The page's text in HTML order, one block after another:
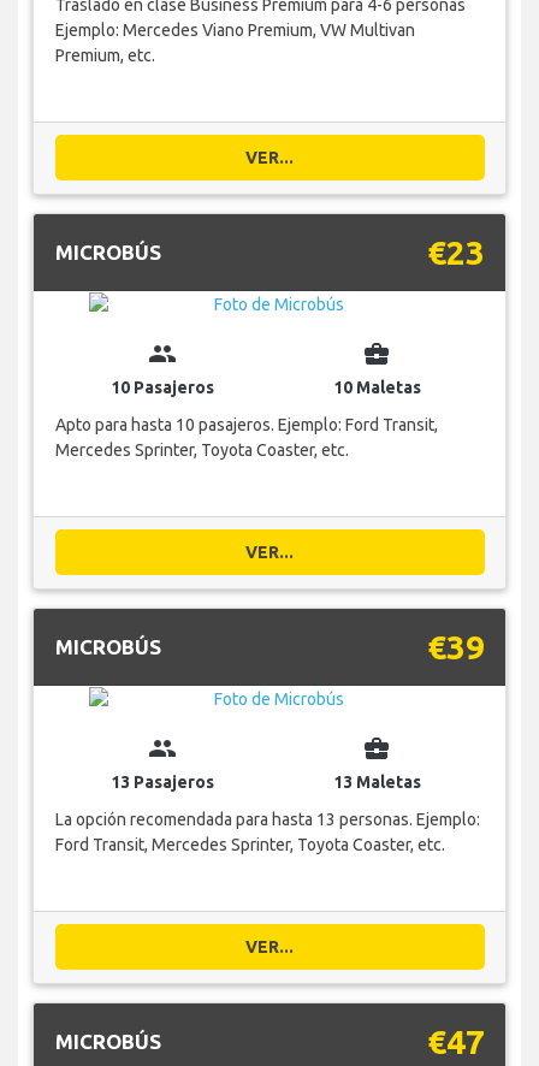
Traslado en clase Business Premium para 4-6 personas
Ejemplo: Mercedes Viano Premium, VW Multivan
Premium, etc.
VER...
MICROBÚS €23
group
10 Pasajeros
business_center
10 Maletas
Apto para hasta 10 pasajeros. Ejemplo: Ford Transit,
Mercedes Sprinter, Toyota Coaster, etc.
VER...
MICROBÚS €39
group
13 Pasajeros
business_center
13 Maletas
La opción recomendada para hasta 13 personas. Ejemplo:
Ford Transit, Mercedes Sprinter, Toyota Coaster, etc.
VER...
MICROBÚS €47